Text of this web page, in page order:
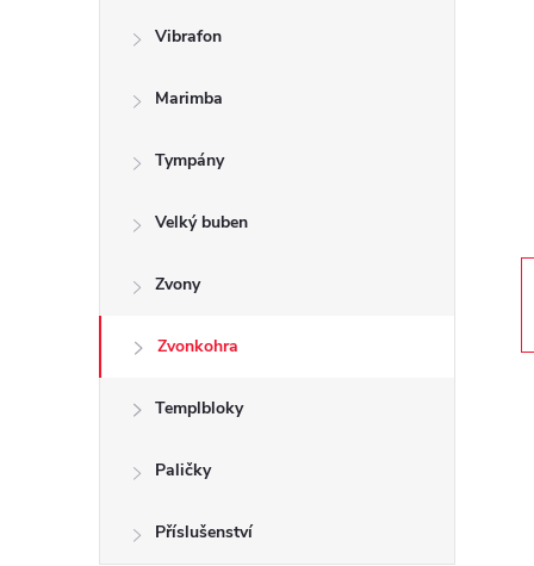
n
Vibrafon
Marimba
Tympány
Velký buben
Zvony
Zvonkohra
Templbloky
Paličky
Příslušenství